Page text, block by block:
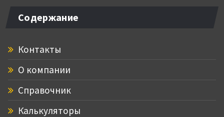
Содержание
Контакты
О компании
Справочник
Калькуляторы